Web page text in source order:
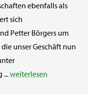
ebenfalls als
sich
Petter Börgers um
unser Geschäft nun
...weiterlesen